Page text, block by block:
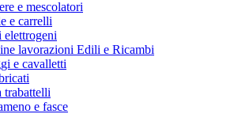
e mescolatori
e carrelli
elettrogeni
lavorazioni Edili e Ricambi
e cavalletti
trabattelli
e fasce